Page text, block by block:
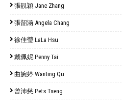
張靚穎 Jane Zhang
張韶涵 Angela Chang
徐佳瑩 LaLa Hsu
戴佩妮 Penny Tai
曲婉婷 Wanting Qu
曾沛慈 Pets Tseng